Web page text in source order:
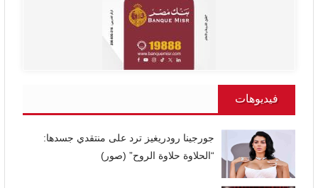
فيديوهات
جورجينا رودريغيز ترد على منتقدي جسدها:
“الحلاوة حلاوة الروح” (صور)